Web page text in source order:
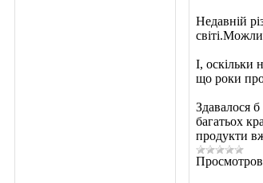
Недавній
І, оскільки
що роки
Здавалося
багатьох
продукти